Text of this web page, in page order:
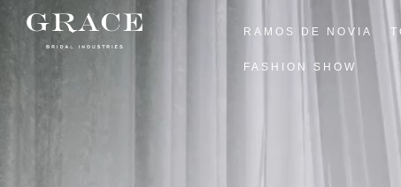
RAMOS DE NOVIA
FASHION SHOW